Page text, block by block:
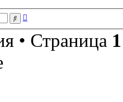
Поиск
• Страница 1